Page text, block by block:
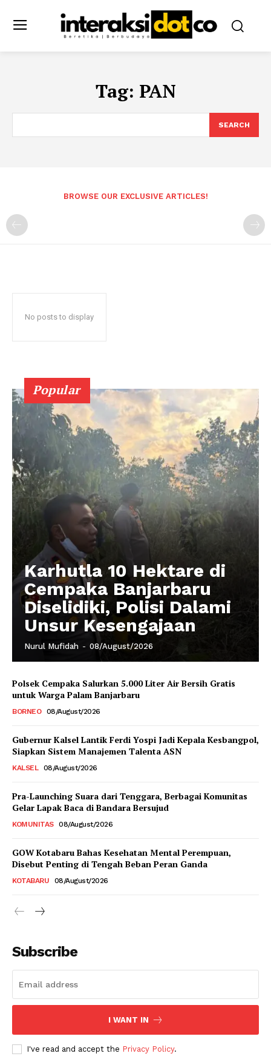
Tag: PAN
SEARCH
BROWSE OUR EXCLUSIVE ARTICLES!
No posts to display
Popular
Karhutla 10 Hektare di
Cempaka Banjarbaru
Diselidiki, Polisi Dalami
Unsur Kesengajaan
Nurul Mufidah - 08/August/2026
Polsek Cempaka Salurkan 5.000 Liter Air Bersih Gratis
untuk Warga Palam Banjarbaru
BORNEO 08/August/2026
Gubernur Kalsel Lantik Ferdi Yospi Jadi Kepala Kesbangpol,
Siapkan Sistem Manajemen Talenta ASN
KALSEL 08/August/2026
Pra-Launching Suara dari Tenggara, Berbagai Komunitas
Gelar Lapak Baca di Bandara Bersujud
KOMUNITAS 08/August/2026
GOW Kotabaru Bahas Kesehatan Mental Perempuan,
Disebut Penting di Tengah Beban Peran Ganda
KOTABARU 08/August/2026
Subscribe
I WANT IN
I've read and accept the Privacy Policy.